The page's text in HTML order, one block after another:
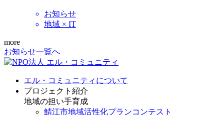
お知らせ
地域 × IT
more
お知らせ一覧へ
エル・コミュニティについて
プロジェクト紹介
地域の担い手育成
鯖江市地域活性化プランコンテスト